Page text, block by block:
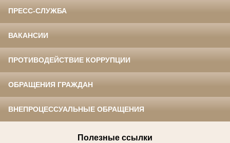
ПРЕСС-СЛУЖБА
ВАКАНСИИ
ПРОТИВОДЕЙСТВИЕ КОРРУПЦИИ
ОБРАЩЕНИЯ ГРАЖДАН
ВНЕПРОЦЕССУАЛЬНЫЕ ОБРАЩЕНИЯ
Полезные ссылки